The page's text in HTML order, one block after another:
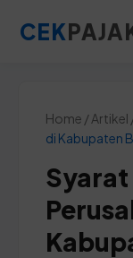
CEK
Home / Artikel
di Kabupaten
Syarat